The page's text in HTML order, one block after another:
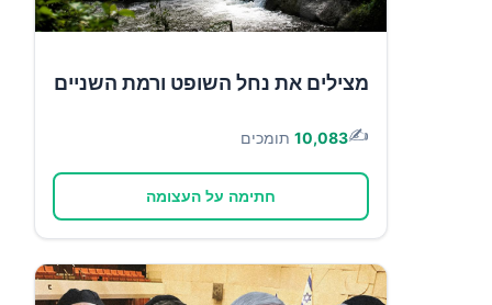
מצילים את נחל השופט ורמת השניים
✍️
10,083 תומכים
חתימה על העצומה